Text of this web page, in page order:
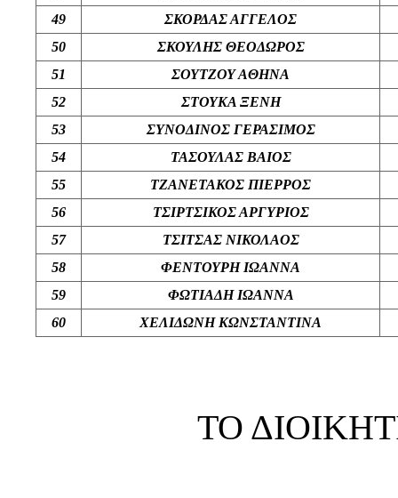
49
ΣΚΟΡΔΑΣ ΑΓΓΕΛΟΣ
50
ΣΚΟΥΛΗΣ ΘΕΟΔΩΡΟΣ
51
ΣΟΥΤΖΟΥ ΑΘΗΝΑ
52
ΣΤΟΥΚΑ ΞΕΝΗ
53
ΣΥΝΟΔΙΝΟΣ ΓΕΡΑΣΙΜΟΣ
54
ΤΑΣΟΥΛΑΣ ΒΑΙΟΣ
55
ΤΖΑΝΕΤΑΚΟΣ ΠΙΕΡΡΟΣ
56
ΤΣΙΡΤΣΙΚΟΣ ΑΡΓΥΡΙΟΣ
57
ΤΣΙΤΣΑΣ ΝΙΚΟΛΑΟΣ
58
ΦΕΝΤΟΥΡΗ ΙΩΑΝΝΑ
59
ΦΩΤΙΑΔΗ ΙΩΑΝΝΑ
60
ΧΕΛΙΔΩΝΗ ΚΩΝΣΤΑΝΤΙΝΑ
ΤΟ